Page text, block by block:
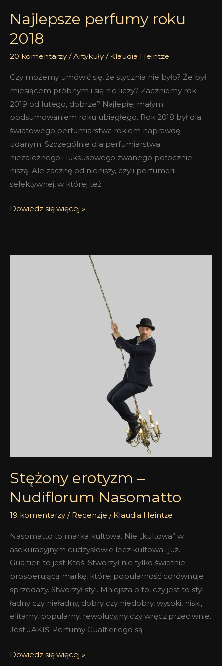
Najlepsze perfumy roku
2018
20 komentarzy /Artykuły / Klaudia Heintze
Czy możemy umówić się, że stycznia nie było? Że był
miesiącem próbnym i się nie liczy? Zaczniemy rok
2019 od lutego, dobrze? Najlepiej małym
podsumowaniem roku ubiegłego. Rok 2018 był dla
światowego perfumiarstwa rokiem naprawdę
udanym. Szczególnie dla perfumiarstwa
niezależnego i luksusowego zwanego potocznie
niszą. Ale zacznę od nieniszy, czyli perfumerii
selektywnej, w której też
Dowiedz się więcej »
Stężony erotyzm –
Nudiflorum Nasomatto
19 komentarzy / Recenzje / Klaudia Heintze
Nasomatto to marka kultowa. Nie „kultowa” w
asekuracyjnym cudzysłowie lecz kultowa i już.
Gualtieri to jest Ktoś. Stworzył nie tylko świetnie
prosperującą markę, której popularność dorównuje
sprzedaży. Stworzył styl. Mniejsza o to, czy jest to styl
ładny czy nieładny, dobry czy niedobry, wysoki, niski,
elitarny, popularny, rewolucyjny czy wręcz przeciwnie.
Jest JAKIŚ. Perfumy Gualtieriego są
Dowiedz się więcej »